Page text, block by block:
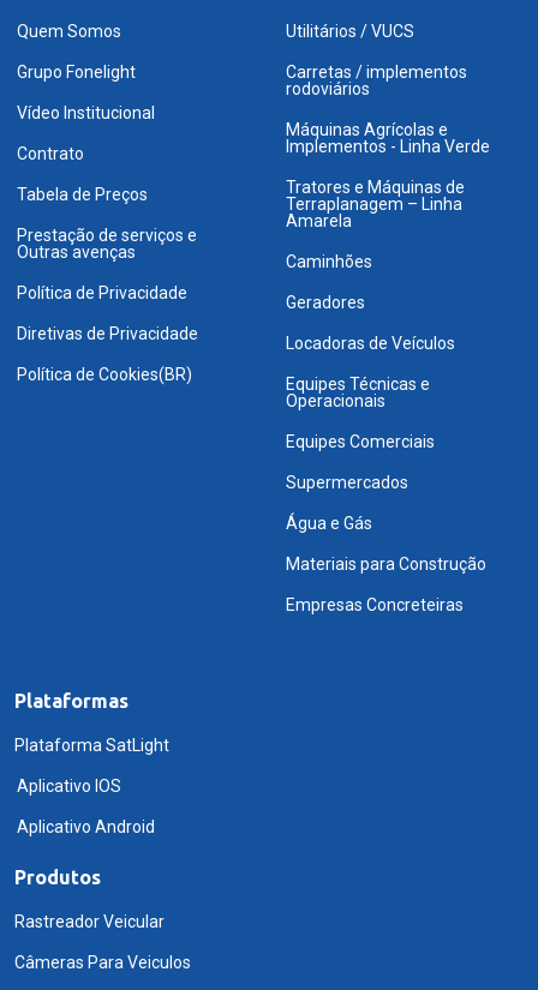
Quem Somos
Grupo Fonelight
Vídeo Institucional
Contrato
Tabela de Preços
Prestação de serviços e
Outras avenças
Política de Privacidade
Diretivas de Privacidade
Política de Cookies(BR)
Utilitários / VUCS
Carretas / implementos
rodoviários
Máquinas Agrícolas e
Implementos - Linha Verde
Tratores e Máquinas de
Terraplanagem – Linha
Amarela
Caminhões
Geradores
Locadoras de Veículos
Equipes Técnicas e
Operacionais
Equipes Comerciais
Supermercados
Água e Gás
Materiais para Construção
Empresas Concreteiras
Plataformas
Plataforma SatLight
Aplicativo IOS
Aplicativo Android
Produtos
Rastreador Veicular
Câmeras Para Veiculos